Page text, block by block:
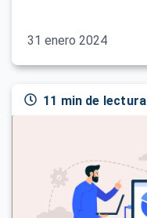
31 enero 2024
11 min de lectura